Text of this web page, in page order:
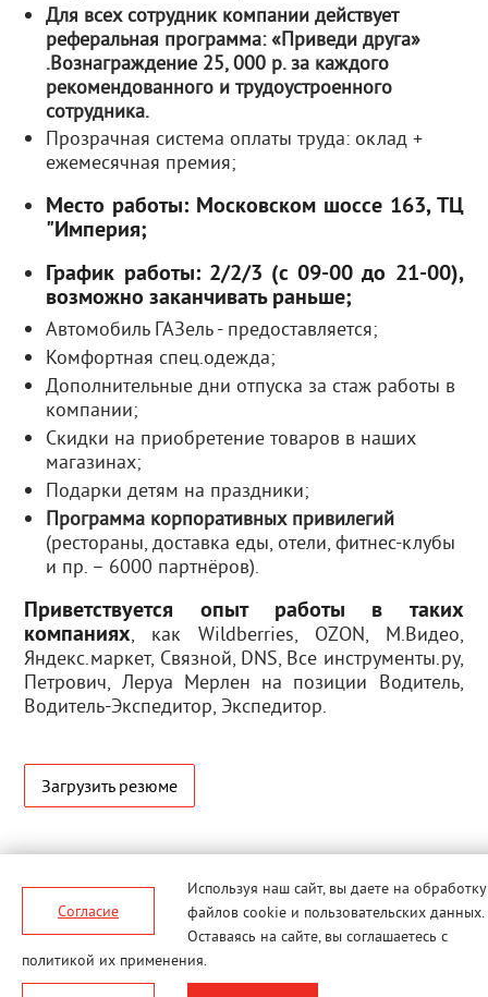
Для всех сотрудник компании действует
реферальная программа: «Приведи друга»
.Вознаграждение 25, 000 р. за каждого
рекомендованного и трудоустроенного
сотрудника.
Прозрачная система оплаты труда: оклад +
ежемесячная премия;
Место работы: Московском шоссе 163, ТЦ
"Империя;
График работы: 2/2/3 (с 09-00 до 21-00),
возможно заканчивать раньше;
Автомобиль ГАЗель - пpeдоставляется;
Комфортная спец.одежда;
Дополнительные дни отпуска за стаж работы в
компании;
Скидки на приобретение товаров в наших
магазинах;
Подарки детям на праздники;
Программа корпоративных привилегий
(рестораны, доставка еды, отели, фитнес-клубы
и пр. – 6000 партнёров).
Приветствуется опыт работы в таких
компаниях, как Wildberries, OZON, М.Видео,
Яндекс.маркет, Связной, DNS, Все инструменты.ру,
Петрович, Леруа Мерлен на позиции Водитель,
Водитель-Экспедитор, Экспедитор.
Загрузить резюме
Используя наш сайт, вы даете
Согласие
на обработку
файлов cookie и пользовательских данных.
Оставаясь на сайте, вы соглашаетесь с
политикой их применения.